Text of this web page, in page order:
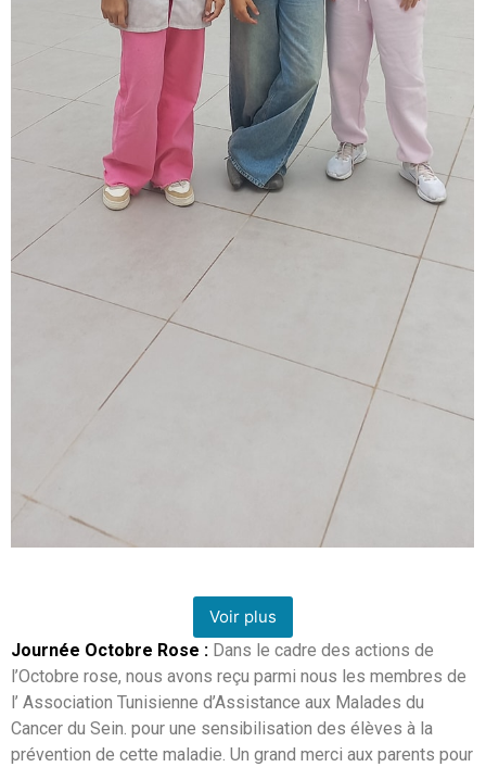
Voir plus
Journée Octobre Rose : Dans le cadre des actions de
l’Octobre rose, nous avons reçu parmi nous les membres de
l’ Association Tunisienne d’Assistance aux Malades du
Cancer du Sein. pour une sensibilisation des élèves à la
prévention de cette maladie. Un grand merci aux parents pour